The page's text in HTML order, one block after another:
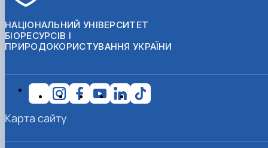
НАЦІОНАЛЬНИЙ УНІВЕРСИТЕТ
БІОРЕСУРСІВ І
ПРИРОДОКОРИСТУВАННЯ УКРАЇНИ
Карта сайту